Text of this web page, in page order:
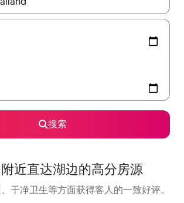
搜索
近直达湖边的高分房源
干净卫生等方面获得客人的一致好评。